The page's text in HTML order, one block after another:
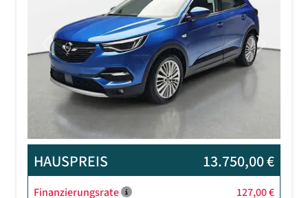
Previous Next
HAUSPREIS 13.750,00 €
Finanzierungsrate 127,00 €